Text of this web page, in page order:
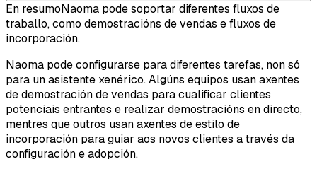
En resumoNaoma pode soportar diferentes fluxos de
traballo, como demostracións de vendas e fluxos de
incorporación.
Naoma pode configurarse para diferentes tarefas, non só
para un asistente xenérico. Algúns equipos usan axentes
de demostración de vendas para cualificar clientes
potenciais entrantes e realizar demostracións en directo,
mentres que outros usan axentes de estilo de
incorporación para guiar aos novos clientes a través da
configuración e adopción.